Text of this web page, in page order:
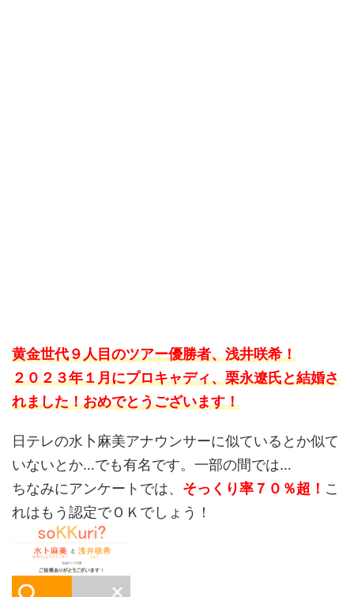
黄金世代９人目のツアー優勝者、浅井咲希！
２０２３年１月にプロキャディ、栗永遼氏と結婚さ
れました！おめでとうございます！
日テレの水卜麻美アナウンサーに似ているとか似て
いないとか…でも有名です。一部の間では…
ちなみにアンケートでは、 そっくり率７０％超！ こ
れはもう認定でＯＫでしょう！